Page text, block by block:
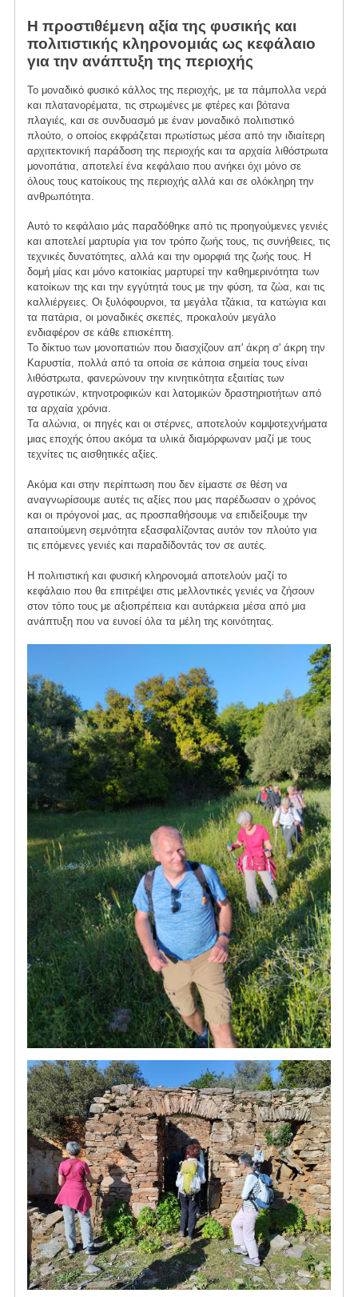
Η προστιθέμενη αξία της φυσικής και
πολιτιστικής κληρονομιάς ως κεφάλαιο
για την ανάπτυξη της περιοχής
Το μοναδικό φυσικό κάλλος της περιοχής, με τα πάμπολλα νερά
και πλατανορέματα, τις στρωμένες με φτέρες και βότανα
πλαγιές, και σε συνδυασμό με έναν μοναδικό πολιτιστικό
πλούτο, ο οποίος εκφράζεται πρωτίστως μέσα από την ιδιαίτερη
αρχιτεκτονική παράδοση της περιοχής και τα αρχαία λιθόστρωτα
μονοπάτια, αποτελεί ένα κεφάλαιο που ανήκει όχι μόνο σε
όλους τους κατοίκους της περιοχής αλλά και σε ολόκληρη την
ανθρωπότητα.
Αυτό το κεφάλαιο μάς παραδόθηκε από τις προηγούμενες γενιές
και αποτελεί μαρτυρία για τον τρόπο ζωής τους, τις συνήθειες, τις
τεχνικές δυνατότητες, αλλά και την ομορφιά της ζωής τους. Η
δομή μίας και μόνο κατοικίας μαρτυρεί την καθημερινότητα των
κατοίκων της και την εγγύτητά τους με την φύση, τα ζώα, και τις
καλλιέργειες. Οι ξυλόφουρνοι, τα μεγάλα τζάκια, τα κατώγια και
τα πατάρια, οι μοναδικές σκεπές, προκαλούν μεγάλο
ενδιαφέρον σε κάθε επισκέπτη.
Το δίκτυο των μονοπατιών που διασχίζουν απ' άκρη σ' άκρη την
Καρυστία, πολλά από τα οποία σε κάποια σημεία τους είναι
λιθόστρωτα, φανερώνουν την κινητικότητα εξαιτίας των
αγροτικών, κτηνοτροφικών και λατομικών δραστηριοτήτων από
τα αρχαία χρόνια.
Τα αλώνια, οι πηγές και οι στέρνες, αποτελούν κομψοτεχνήματα
μιας εποχής όπου ακόμα τα υλικά διαμόρφωναν μαζί με τους
τεχνίτες τις αισθητικές αξίες.
Ακόμα και στην περίπτωση που δεν είμαστε σε θέση να
αναγνωρίσουμε αυτές τις αξίες που μας παρέδωσαν ο χρόνος
και οι πρόγονοί μας, ας προσπαθήσουμε να επιδείξουμε την
απαιτούμενη σεμνότητα εξασφαλίζοντας αυτόν τον πλούτο για
τις επόμενες γενιές και παραδίδοντάς τον σε αυτές.
Η πολιτιστική και φυσική κληρονομιά αποτελούν μαζί το
κεφάλαιο που θα επιτρέψει στις μελλοντικές γενιές να ζήσουν
στον τόπο τους με αξιοπρέπεια και αυτάρκεια μέσα από μια
ανάπτυξη που να ευνοεί όλα τα μέλη της κοινότητας.